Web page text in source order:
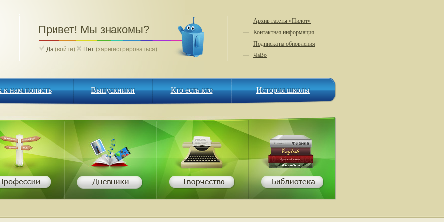
Привет! Мы знакомы?
Да (войти) Нет (зарегистрироваться)
—
Архив газеты «Пилот»
—
Контактная информация
—
Подписка на обновления
—
ЧаВо
к нам попасть
к нам попасть Выпускники
Выпускники Кто есть кто
Кто есть кто История школы
История школы